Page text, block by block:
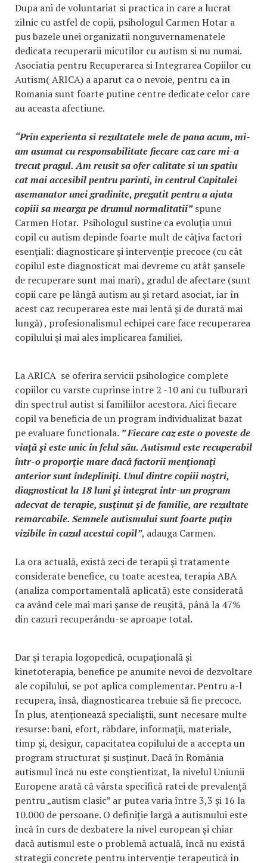
Dupa ani de voluntariat si practica in care a lucrat
zilnic cu astfel de copii, psihologul Carmen Hotar a
pus bazele unei organizatii nonguvernamenatele
dedicata recuperarii micutilor cu autism si nu numai.
Asociatia pentru Recuperarea si Integrarea Copiilor cu
Autism( ARICA) a aparut ca o nevoie, pentru ca in
Romania sunt foarte putine centre dedicate celor care
au aceasta afectiune.
“Prin experienta si rezultatele mele de pana acum, mi-
am asumat cu responsabilitate fiecare caz care mi-a
trecut pragul. Am reusit sa ofer calitate si un spatiu
cat mai accesibil pentru parinti, in centrul Capitalei
asemanator unei gradinite, pregatit pentru a ajuta
copiii sa mearga pe drumul normalitatii”spune
Carmen Hotar. Psihologul sustine ca evoluţia unui
copil cu autism depinde foarte mult de câţiva factori
esenţiali: diagnosticare şi intervenţie precoce (cu cât
copilul este diagnosticat mai devreme cu atât şansele
de recuperare sunt mai mari) , gradul de afectare (sunt
copii care pe lângă autism au şi retard asociat, iar în
acest caz recuperarea este mai lentă şi de durată mai
lungă) , profesionalismul echipei care face recuperarea
copilului şi mai ales implicarea familiei.
La ARICA se oferira servicii psihologice complete
copiilor cu varste cuprinse intre 2 -10 ani cu tulburari
din spectrul autist si familiilor acestora. Aici fiecare
copil va beneficia de un program individualizat bazat
pe evaluare functionala. ” Fiecare caz este o poveste de
viaţă şi este unic în felul său. Autismul este recuperabil
într-o proporţie mare dacă factorii menţionaţi
anterior sunt îndepliniţi. Unul dintre copiii noştri,
diagnosticat la 18 luni şi integrat într-un program
adecvat de terapie, susţinut şi de familie, are rezultate
remarcabile. Semnele autismului sunt foarte puţin
vizibile în cazul acestui copil”, adauga Carmen.
La ora actuală, există zeci de terapii şi tratamente
considerate benefice, cu toate acestea, terapia ABA
(analiza comportamentală aplicată) este considerată
ca având cele mai mari şanse de reuşită, până la 47%
din cazuri recuperându-se aproape total.
Dar şi terapia logopedică, ocupaţională şi
kinetoterapia, benefice pe anumite nevoi de dezvoltare
ale copilului, se pot aplica complementar. Pentru a-l
recupera, însă, diagnosticarea trebuie să fie precoce.
În plus, atenţionează specialiştii, sunt necesare multe
resurse: bani, efort, răbdare, informaţii, materiale,
timp şi, desigur, capacitatea copilului de a accepta un
program structurat şi susţinut. Dacă în România
autismul încă nu este conştientizat, la nivelul Uniunii
Europene arată că vârsta specifică ratei de prevalenţă
pentru „autism clasic” ar putea varia între 3,3 şi 16 la
10.000 de persoane. O definiţie largă a autismului este
încă în curs de dezbatere la nivel european şi chiar
dacă autismul este o problemă actuală, încă nu există
strategii concrete pentru intervenţie terapeutică în